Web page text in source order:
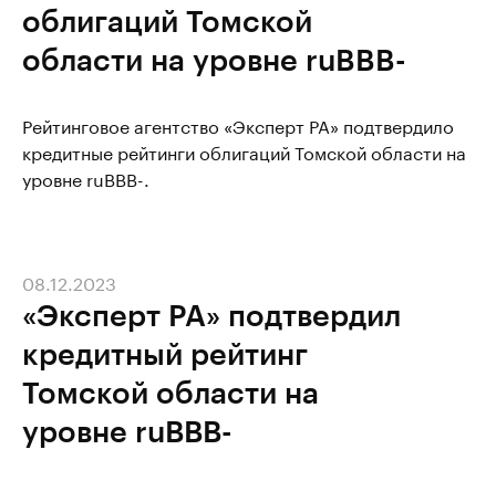
облигаций Томской
области на уровне ruBBB-
Рейтинговое агентство «Эксперт РА» подтвердило
кредитные рейтинги облигаций Томской области на
уровне ruBBB-.
«Эксперт РА» подтвердил
кредитный рейтинг
Томской области на
уровне ruВВВ-
08.12.2023